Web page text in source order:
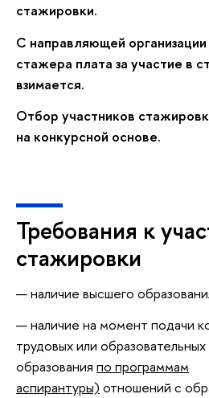
стажировки.
С направляющей
стажера плата за участие в
взимается.
Отбор участников
на конкурсной основе.
Требования к
стажировки
наличие высшего
наличие на момент подачи
трудовых или
образования по программам
аспирантуры) отношений с